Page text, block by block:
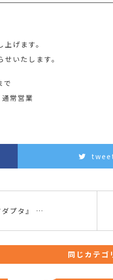
げます。
いたします。
で
常営業
プのお知らせ
同じカテゴ